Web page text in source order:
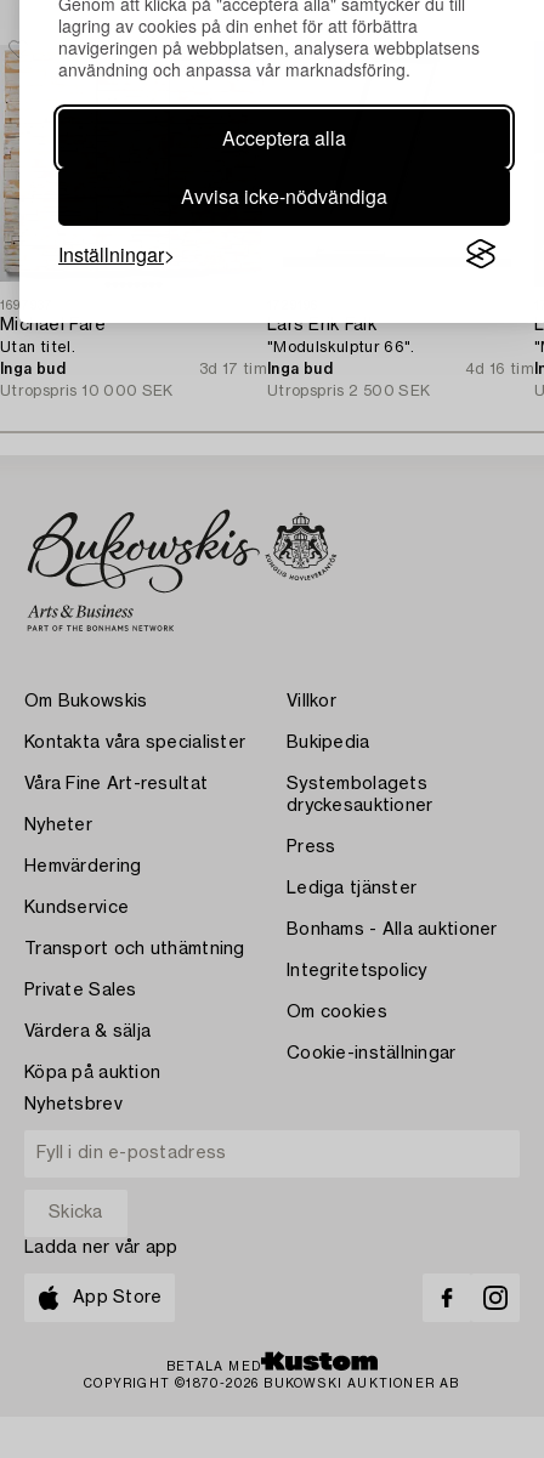
lagring av cookies på din enhet för att förbättra
navigeringen på webbplatsen, analysera webbplatsens
användning och anpassa vår marknadsföring.
Acceptera alla
Avvisa icke-nödvändiga
Inställningar
1697937
Michael Fare
Utan titel.
Inga bud
3d 17 tim
Utropspris 10 000 SEK
Lars Erik Falk
"Modulskulptur 66".
Inga bud
4d 16 tim
Utropspris 2 500 SEK
Om Bukowskis
Kontakta våra specialister
Våra Fine Art-resultat
Nyheter
Hemvärdering
Kundservice
Transport och uthämtning
Private Sales
Värdera & sälja
Köpa på auktion
Villkor
Bukipedia
Systembolagets
dryckesauktioner
Press
Lediga tjänster
Bonhams - Alla auktioner
Integritetspolicy
Om cookies
Cookie-inställningar
Nyhetsbrev
Ladda ner vår app
App Store
BETALA MED
COPYRIGHT ©1870-2026 BUKOWSKI AUKTIONER AB